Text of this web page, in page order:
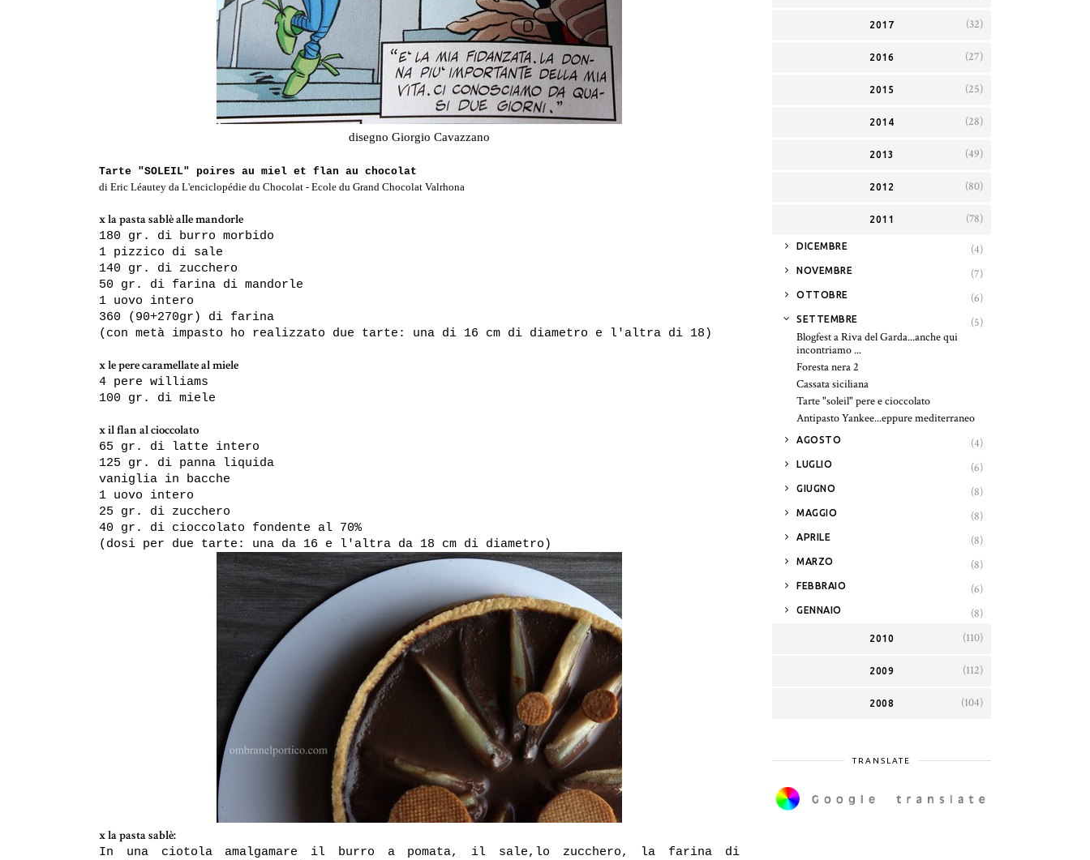
disegno Giorgio Cavazzano
Tarte "SOLEIL" poires au miel et flan au chocolat
di Eric Léautey da L'enciclopédie du Chocolat - Ecole du Grand Chocolat Valrhona
x la pasta sablè alle mandorle
180 gr. di burro morbido
1 pizzico di sale
140 gr. di zucchero
50 gr. di farina di mandorle
1 uovo intero
360 (90+270gr) di farina
(con metà impasto ho realizzato due tarte: una di 16 cm di diametro e l'altra di 18)
x le pere caramellate al miele
4 pere williams
100 gr. di miele
x il flan al cioccolato
65 gr. di latte intero
125 gr. di panna liquida
vaniglia in bacche
1 uovo intero
25 gr. di zucchero
40 gr. di cioccolato fondente al 70%
(dosi per due tarte: una da 16 e l'altra da 18 cm di diametro)
x la pasta sablè:
In una ciotola amalgamare il burro a pomata, il sale,lo zucchero, la farina di
2017 (32)
2016 (27)
2015 (25)
2014 (28)
2013 (49)
2012 (80)
2011 (78)
► DICEMBRE (4)
► NOVEMBRE (7)
► OTTOBRE (6)
▼ SETTEMBRE
(5)
Blogfest a Riva del Garda...anche qui
incontriamo ...
Foresta nera 2
Cassata siciliana
Tarte "soleil" pere e cioccolato
Antipasto Yankee...eppure mediterraneo
► AGOSTO (4)
► LUGLIO (6)
► GIUGNO (8)
► MAGGIO (8)
► APRILE (8)
► MARZO (8)
► FEBBRAIO (6)
► GENNAIO (8)
2010 (110)
2009 (112)
2008 (104)
TRANSLATE